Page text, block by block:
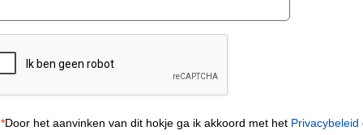
*Door het aanvinken van dit hokje ga ik akkoord met het Privacybeleid